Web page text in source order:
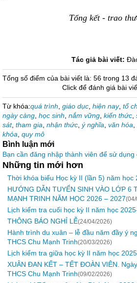
Tổng kết - trao
Tác giả bài viết:
Tổng số điểm của bài viết là: 56 trong 13
Click để đánh giá bài
Từ khóa:quá trình giáo dục hiện nay, tổ
ngày càng học sinh nắm vững kiến thức
sát, tham gia nhận thức ý nghĩa văn hóa
khóa quy mô
Bình luận mới
Bạn cần đăng nhập thành viên để sử
Những tin mới hơn
Thời khóa biểu Học kỳ II (lần 5) năm học
HƯỚNG DẪN TUYỂN SINH VÀO LỚP 6
MẠNH TRINH NĂM HỌC 2026 – 2027
Lịch kiểm tra cuối học kỳ II năm học
THÔNG BÁO NGHỈ LỄ(24/04/2026)
Hành trình du xuân – lễ đầu năm đầy ý
THCS Chu Mạnh Trinh(20/03/2026)
Lịch kiểm tra giữa học kỳ II năm học
XUÂN ĐAN KẾT – TẾT ĐOÀN VIÊN.
THCS Chu Mạnh Trinh(09/02/2026)